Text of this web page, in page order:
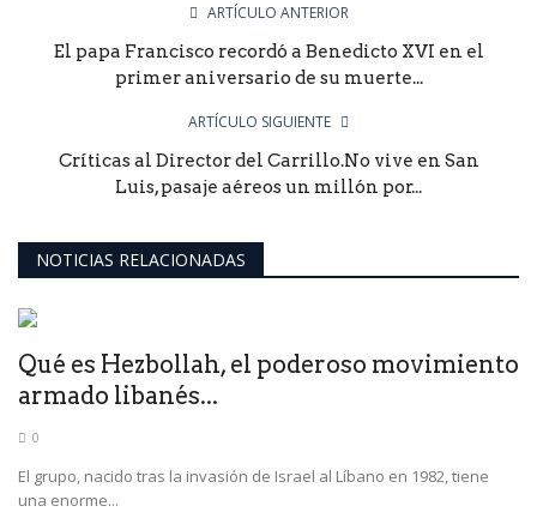
ARTÍCULO ANTERIOR
El papa Francisco recordó a Benedicto XVI en el
primer aniversario de su muerte...
ARTÍCULO SIGUIENTE
Críticas al Director del Carrillo.No vive en San
Luis, pasaje aéreos un millón por...
NOTICIAS RELACIONADAS
Qué es Hezbollah, el poderoso movimiento
armado libanés...
0
El grupo, nacido tras la invasión de Israel al Líbano en 1982, tiene
una enorme...